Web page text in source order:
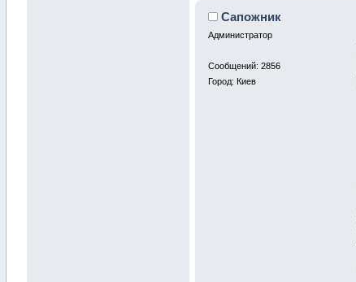
Сапожник
Администратор
Сообщений: 2856
Город: Киев